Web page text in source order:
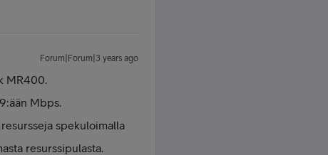
Forum|Forum|3 years ago
MR400.
Mbps.
spekuloimalla
resurssipulasta.